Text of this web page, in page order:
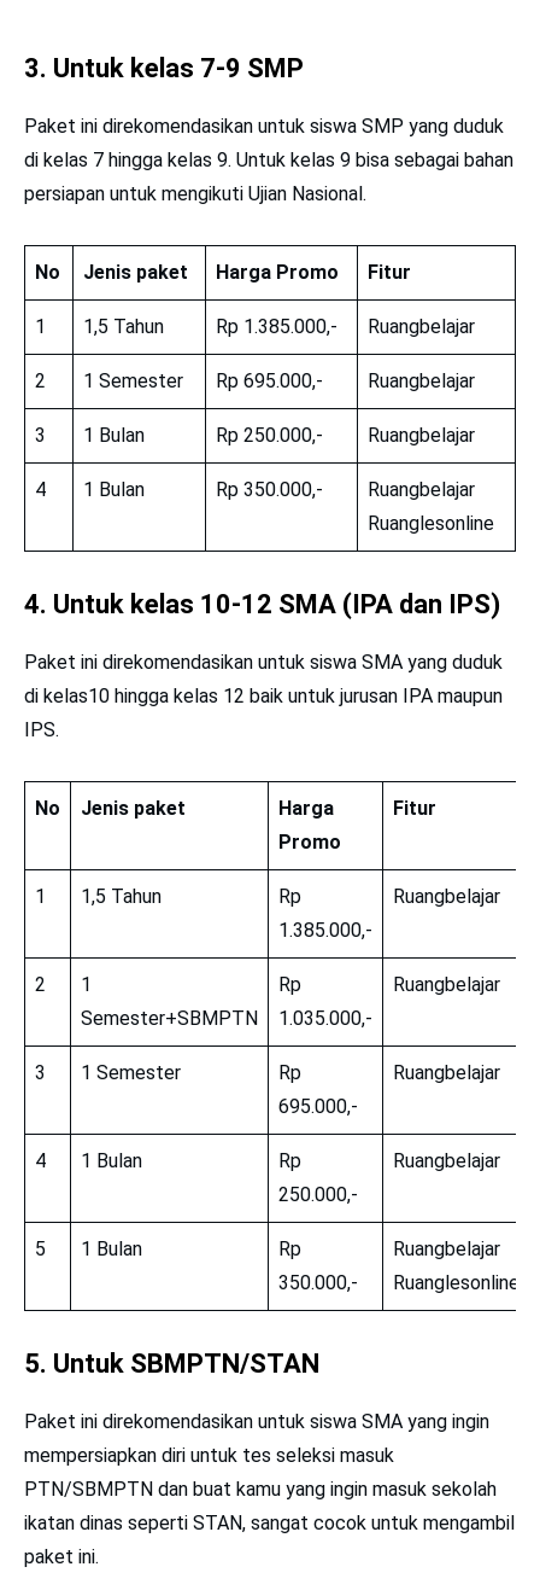
3. Untuk kelas 7-9 SMP
Paket ini direkomendasikan untuk siswa SMP yang duduk
di kelas 7 hingga kelas 9. Untuk kelas 9 bisa sebagai bahan
persiapan untuk mengikuti Ujian Nasional.
No Jenis paket Harga Promo Fitur
1 1,5 Tahun Rp 1.385.000,- Ruangbelajar
2 1 Semester Rp 695.000,- Ruangbelajar
3 1 Bulan Rp 250.000,- Ruangbelajar
4 1 Bulan Rp 350.000,-
Ruangbelajar
Ruanglesonline
4. Untuk kelas 10-12 SMA (IPA dan IPS)
Paket ini direkomendasikan untuk siswa SMA yang duduk
di kelas10 hingga kelas 12 baik untuk jurusan IPA maupun
IPS.
No Jenis paket
Harga
Promo
Fitur
1 1,5 Tahun
Rp
1.385.000,-
Ruangbelajar
2
1
Semester+SBMPTN
Rp
1.035.000,-
Ruangbelajar
3 1 Semester
Rp
695.000,-
Ruangbelajar
4 1 Bulan
Rp
250.000,-
Ruangbelajar
5 1 Bulan
Rp
350.000,-
Ruangbelajar
Ruanglesonline
5. Untuk SBMPTN/STAN
Paket ini direkomendasikan untuk siswa SMA yang ingin
mempersiapkan diri untuk tes seleksi masuk
PTN/SBMPTN dan buat kamu yang ingin masuk sekolah
ikatan dinas seperti STAN, sangat cocok untuk mengambil
paket ini.